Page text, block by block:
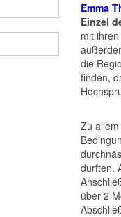
Emma
Einzel
mit
die
finden,
Zu
durften.
über 2